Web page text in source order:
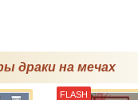
драки на мечах
FLASH